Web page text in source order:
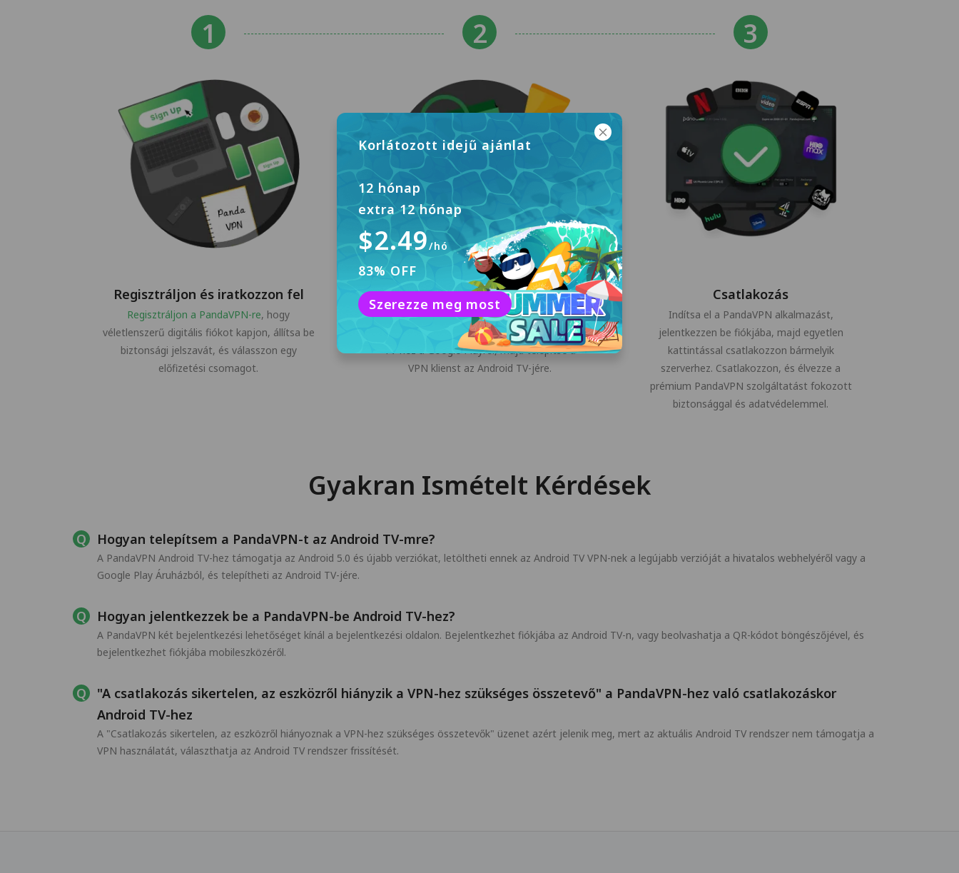
Regisztráljon és iratkozzon fel
Regisztráljon a PandaVPN-re, hogy
véletlenszerű digitális fiókot kapjon, állítsa be
biztonsági jelszavát, és válasszon egy
előfizetési csomagot.
Letöltés és telepítés
Kattintson az "Ingyenes letöltés" gombra,
vagy töltse le a PandaVPN telepítőt Android
TV-hez a Google Playről, majd telepítse a
VPN klienst az Android TV-jére.
Csatlakozás
Indítsa el a PandaVPN alkalmazást,
jelentkezzen be fiókjába, majd egyetlen
kattintással csatlakozzon bármelyik
szerverhez. Csatlakozzon, és élvezze a
prémium PandaVPN szolgáltatást fokozott
biztonsággal és adatvédelemmel.
Gyakran Ismételt Kérdések
Hogyan telepítsem a PandaVPN-t az Android TV-mre?
A PandaVPN Android TV-hez támogatja az Android 5.0 és újabb verziókat, letöltheti ennek az Android TV VPN-nek a legújabb verzióját a hivatalos webhelyéről vagy a
Google Play Áruházból, és telepítheti az Android TV-jére.
Hogyan jelentkezzek be a PandaVPN-be Android TV-hez?
A PandaVPN két bejelentkezési lehetőséget kínál a bejelentkezési oldalon. Bejelentkezhet fiókjába az Android TV-n, vagy beolvashatja a QR-kódot böngészőjével, és
bejelentkezhet fiókjába mobileszközéről.
"A csatlakozás sikertelen, az eszközről hiányzik a VPN-hez szükséges összetevő" a PandaVPN-hez való csatlakozáskor
Android TV-hez
A "Csatlakozás sikertelen, az eszközről hiányoznak a VPN-hez szükséges összetevők" üzenet azért jelenik meg, mert az aktuális Android TV rendszer nem támogatja a
VPN használatát, választhatja az Android TV rendszer frissítését.
Korlátozott idejű ajánlat
12 hónap
extra 12 hónap
$2.49/hó
83% OFF
Szerezze meg most